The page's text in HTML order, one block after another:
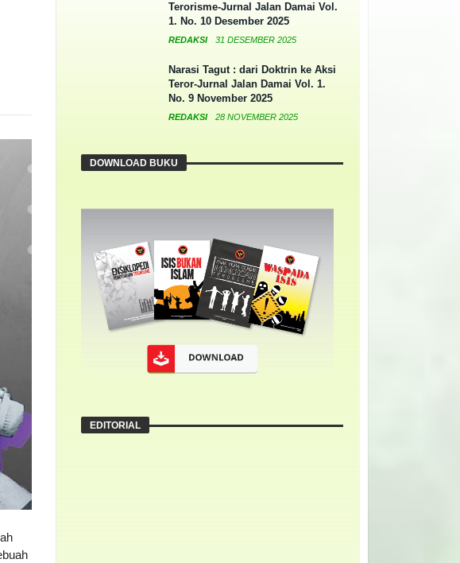
Terorisme-Jurnal Jalan Damai Vol.
1. No. 10 Desember 2025
REDAKSI 31 DESEMBER 2025
Narasi Tagut : dari Doktrin ke Aksi
Teror-Jurnal Jalan Damai Vol. 1.
No. 9 November 2025
REDAKSI 28 NOVEMBER 2025
DOWNLOAD BUKU
EDITORIAL